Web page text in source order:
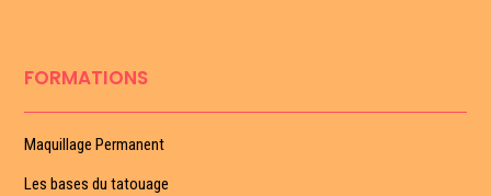
FORMATIONS
Maquillage Permanent
Les bases du tatouage